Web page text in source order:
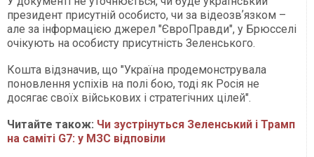
президент присутній особисто, чи за відеозвʼязком –
але за інформацією джерел "ЄвроПравди", у Брюсселі
очікують на особисту присутність Зеленського.
Кошта відзначив, що "Україна продемонструвала
поновлення успіхів на полі бою, тоді як Росія не
досягає своїх військових і стратегічних цілей".
Читайте також: Чи зустрінуться Зеленський і Трамп
на саміті G7: у МЗС відповіли